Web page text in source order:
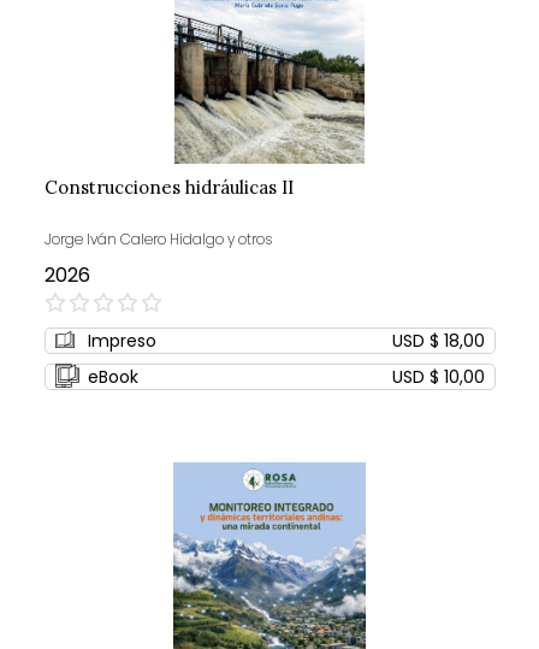
Construcciones hidráulicas II
Jorge Iván Calero Hidalgo y otros
2026
0%
Impreso
USD $ 18,00
eBook
USD $ 10,00